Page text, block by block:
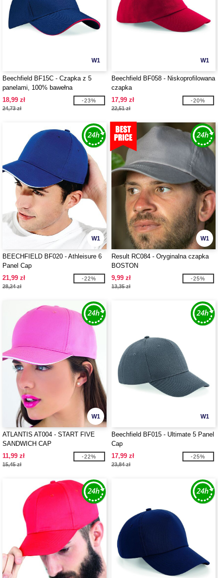
W1
Beechfield BF15C - Czapka z 5
panelami, 100% bawełna
18,99 zł
24,73 zł
-23%
W1
Beechfield BF058 - Niskoprofilowana
czapka
17,99 zł
22,51 zł
-20%
W1
BEECHFIELD BF020 - Athleisure 6
Panel Cap
21,99 zł
28,24 zł
-22%
W1
Result RC084 - Oryginalna czapka
BOSTON
9,99 zł
13,35 zł
-25%
W1
ATLANTIS AT004 - START FIVE
SANDWICH CAP
11,99 zł
15,45 zł
-22%
W1
Beechfield BF015 - Ultimate 5 Panel
Cap
17,99 zł
23,84 zł
-25%